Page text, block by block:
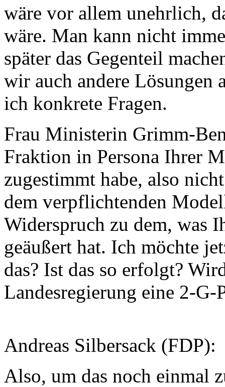
wäre vor allem unehrlich,
wäre. Man kann nicht
später das Gegenteil
wir auch andere Lösungen
ich konkrete Fragen.
Frau Ministerin Grimm-
Fraktion in Persona Ihrer
zugestimmt habe, also
dem verpflichtenden
Widerspruch zu dem, was
geäußert hat. Ich möchte
das? Ist das so erfolgt?
Landesregierung eine 2-G-
Andreas Silbersack (FDP):
Also, um das noch einmal